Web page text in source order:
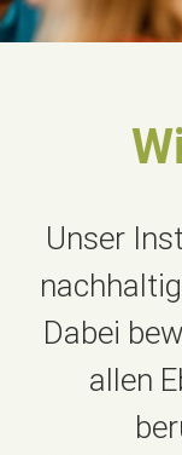
Unser
Dabei
allen